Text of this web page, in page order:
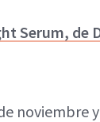
Serum, de
noviembre